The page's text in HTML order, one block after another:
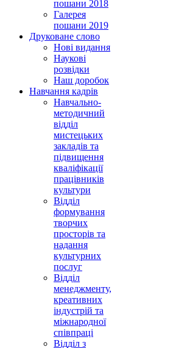
пошани 2018
Галерея
пошани 2019
Друковане слово
Нові видання
Наукові
розвідки
Наш доробок
Навчання кадрів
Навчально-
методичний
відділ
мистецьких
закладів та
підвищення
кваліфікації
працівників
культури
Відділ
формування
творчих
просторів та
надання
культурних
послуг
Відділ
менеджменту,
креативних
індустрій та
міжнародної
співпраці
Відділ з